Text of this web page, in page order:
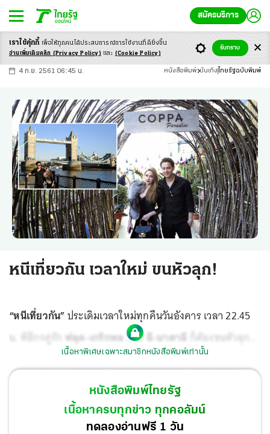
สมัครบริการ
-ก ก ก+
4 ก.ย. 2561 06:45 น. หนังสือพิมพ์ บันเทิง ไทยรัฐฉบับพิมพ์
หนีเที่ยวกัน เวลาใหม่ ขนหัวลุก!
“หนีเที่ยวกัน” ประเดิมเวลาใหม่ทุกคืนวันอังคาร เวลา 22.45
น. พิธีกรคู่รัก ฟลุค-เกริกพล และ ลี-นาตาลี ก็ต้องขนหัวลุก
เมื่อพากันไปบุกสถานที่สุดหลอนคุกเก่าในกรุงลอนดอน
ประเทศอังกฤษ ที่ร่ำลือ ว่าผีดุ! แค่ยืนอยู่ด้านหน้าก็สัมผัส ได้
ถึงความหลอน บรรยากาศน่ากลัวมาก ติดตามดูวัน-เวลาใหม่
คืนนี้ ทางช่องเวิร์คพอยท์ 23 แต่ที่พิเศษไม่เปลี่ยนต้อง
เนื้อหาพิเศษเฉพาะสมาชิกหนังสือพิมพ์เท่านั้น
หนังสือพิมพ์ไทยรัฐ
เนื้อหาครบทุกข่าว ทุกคอลัมน์
ทดลองอ่านฟรี 1 วัน
เราใช้คุ้กกี้ เพื่อให้ทุกคนได้ประสบการณ์การใช้งานที่ดียิ่งขึ้น
อ่านเพิ่มเติมคลิก (Privacy Policy) และ (Cookie Policy)
รับทราบ